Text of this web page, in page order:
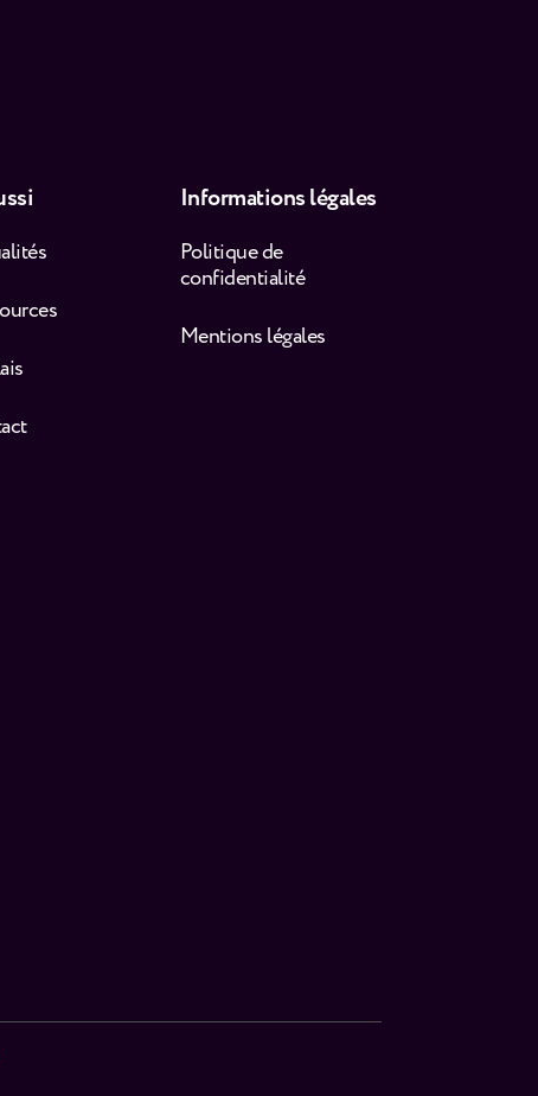
Informations légales
Politique de
confidentialité
Mentions légales